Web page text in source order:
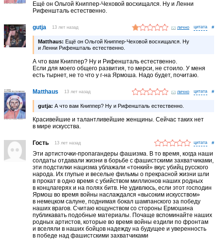
Ещё он Ольгой Книппер-Чеховой восхищался. Ну и Ленни
Рифеншталь естественно.
gutja 13 лет назад лично #
Matthaus: Ещё он Ольгой Книппер-Чеховой восхищался. Ну
и Ленни Рифеншталь естественно.
А что вам Книппер? Ну и Рифеншталь естественно.
Если для моего общего развития, то мерси, не стоило. У меня
есть тырнет, не то что у г-на Ярмоша. Надо будет, почитаю.
Matthaus 13 лет назад лично #
gutja: А что вам Книппер? Ну и Рифеншталь естественно.
Красивейшие и талантливейшие женщины. Сейчас таких нет
в мире искусства.
Гость 13 лет назад #
Эти артисточки-пропагандеры фашизма. В то время, когда наши
солдаты отдавали жизни в борьбе с фашистскими захватчиками,
эти подстилки нацизма ублажали «тонкий» вкус убийц русского
народа. Их глупые и веселые фильмы о прекрасной жизни шли
в прокат в одно время с убийством миллионов наших родных
в концлагерях и на полях битв. Не удивлюсь, если этот господин
Ярмош во время войны наслаждался «высоким искусством»
в немецком салуне, поднимая бокал шампанского за победу
наших врагов. Считаю кощунством со стороны Ермошина
публикавать подобные материалы. Почаще вспоминайте наших
родных артистов, которые во время войны ездили по фронтам
и вселяли в наших бойцов надежду на будущее и уверенность
в победе над фашистскими захватчиками